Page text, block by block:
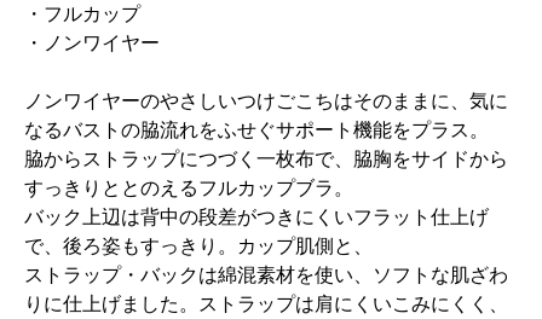
・フルカップ
・ノンワイヤー
ノンワイヤーのやさしいつけごこちはそのままに、気に
なるバストの脇流れをふせぐサポート機能をプラス。
脇からストラップにつづく一枚布で、脇胸をサイドから
すっきりととのえるフルカップブラ。
バック上辺は背中の段差がつきにくいフラット仕上げ
で、後ろ姿もすっきり。カップ肌側と、
ストラップ・バックは綿混素材を使い、ソフトな肌ざわ
りに仕上げました。ストラップは肩にくいこみにくく、